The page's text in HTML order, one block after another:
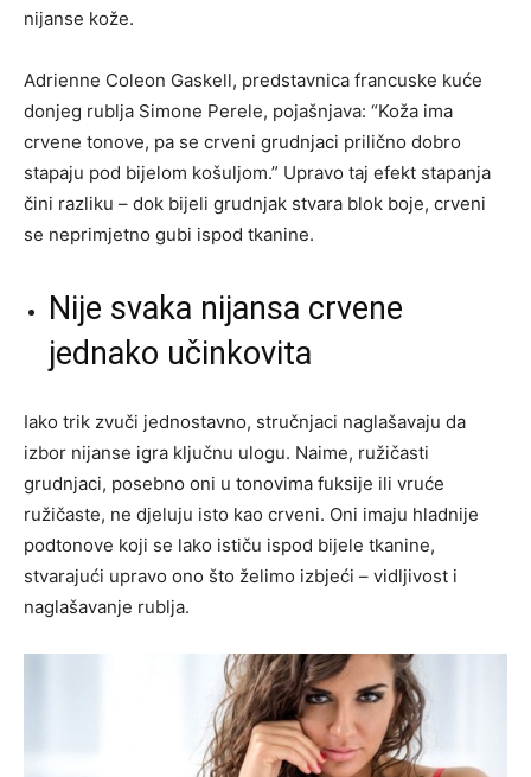
nijanse kože.
Adrienne Coleon Gaskell, predstavnica francuske kuće
donjeg rublja Simone Perele, pojašnjava: “Koža ima
crvene tonove, pa se crveni grudnjaci prilično dobro
stapaju pod bijelom košuljom.” Upravo taj efekt stapanja
čini razliku – dok bijeli grudnjak stvara blok boje, crveni
se neprimjetno gubi ispod tkanine.
Nije svaka nijansa crvene
jednako učinkovita
Iako trik zvuči jednostavno, stručnjaci naglašavaju da
izbor nijanse igra ključnu ulogu. Naime, ružičasti
grudnjaci, posebno oni u tonovima fuksije ili vruće
ružičaste, ne djeluju isto kao crveni. Oni imaju hladnije
podtonove koji se lako ističu ispod bijele tkanine,
stvarajući upravo ono što želimo izbjeći – vidljivost i
naglašavanje rublja.